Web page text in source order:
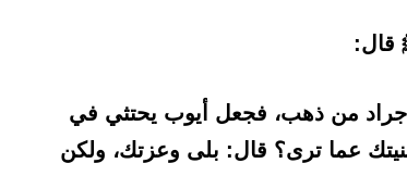
قال:
جراد من ذهب، فجعل أيوب يحتثي في
عما ترى؟ قال: بلى وعزتك، ولكن